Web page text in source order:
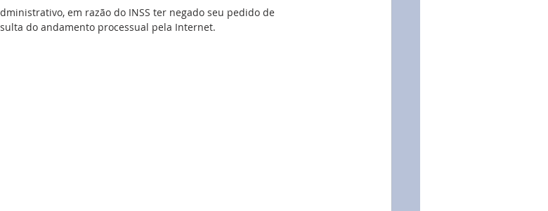
Humanos Treinamento Folha de Pagamento
em razão do INSS ter negado seu pedido de
do andamento processual pela Internet.